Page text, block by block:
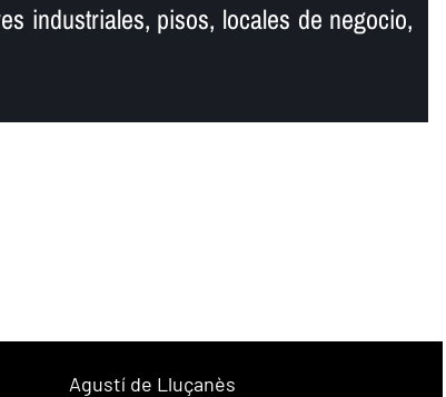
industriales, pisos, locales de negocio,
Agustí de Lluçanès